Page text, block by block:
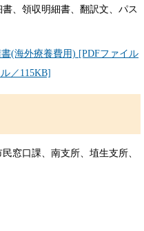
、領収明細書、翻訳文、パス
(海外療養費用) [PDFファイル
／115KB]
窓口課、南支所、埴生支所、